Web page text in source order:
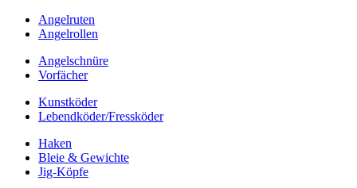
Angelruten
Angelrollen
Angelschnüre
Vorfächer
Kunstköder
Lebendköder/Fressköder
Haken
Bleie & Gewichte
Jig-Köpfe